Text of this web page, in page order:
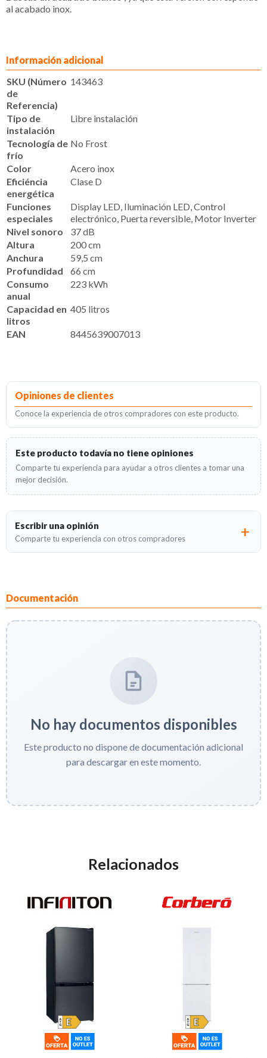
al acabado inox.
Información adicional
SKU (Número
de
Referencia)
143463
Tipo de
instalación
Libre instalación
Tecnología de
frío
No Frost
Color
Acero inox
Eficiéncia
energética
Clase D
Funciones
especiales
Display LED, Iluminación LED, Control
electrónico, Puerta reversible, Motor Inverter
Nivel sonoro
37 dB
Altura
200 cm
Anchura
59,5 cm
Profundidad
66 cm
Consumo
anual
223 kWh
Capacidad en
litros
405 litros
EAN 8445639007013
Opiniones de clientes
Conoce la experiencia de otros compradores con este producto.
Este producto todavía no tiene opiniones
Comparte tu experiencia para ayudar a otros clientes a tomar una
mejor decisión.
Escribir una opinión
Comparte tu experiencia con otros compradores
Documentación
No hay documentos disponibles
Este producto no dispone de documentación adicional
para descargar en este momento.
Relacionados